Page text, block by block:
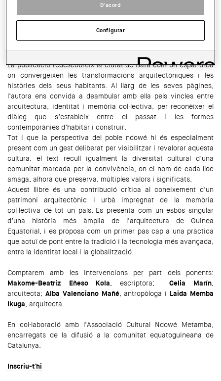
WhatsApp
Facebook
TwitterLinkedIn
Share
25 de juny a les 18.30 hel COAC acull la presentació
La publicació redescobreix la ciutat de Bata com un espai urbà
on convergeixen les transformacions arquitectòniques i les
històries dels seus habitants. Al llarg de les seves pàgines,
l’autora ens convida a deambular amb ella pels vincles entre
arquitectura, identitat i memòria col·lectiva, per reconèixer el
diàleg que s’estableix entre el passat i les formes
contemporànies d’habitar i construir.
Tot i que la perspectiva del poble ndowé hi és especialment
present com un gest deliberat per visibilitzar i revalorar aquesta
cultura, el text recull igualment la diversitat cultural d’una
comunitat marcada per la convivència, on el nom de cada lloc
amaga, alhora que preserva, múltiples valors i significats.
Aquest llibre és una contribució crítica al coneixement d’un
patrimoni arquitectònic i urbà impregnat de la memòria
col·lectiva de tot un país. Es presenta com un esbós singular
d’una història més àmplia de l’arquitectura de Guinea
Equatorial, i es proposa com un primer pas cap a una pràctica
que actuï de pont entre la tradició i la tecnologia més avançada,
entre la identitat local i la globalització.
Comptarem amb les intervencions per part dels ponents:
Makome-Beatriz Eñeso Kola , escriptora;Celia Marín
arquitecta; Alba Valenciano Mañé, antropòloga i Laida Memba
Ikuga , arquitecta.
En col·laboració amb l’Associació Cultural Ndowé Metamba,
encarregats de la difusió a la comunitat equatoguineana de
Catalunya.
Inscriu-t'hi
D'acord
Configurar